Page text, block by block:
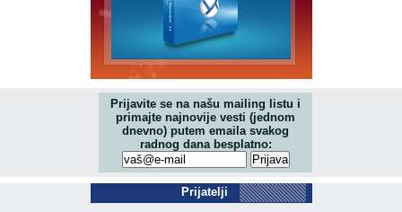
Prijavite se na našu mailing listu i
primajte najnovije vesti (jednom
dnevno) putem emaila svakog
radnog dana besplatno:
Prijatelji